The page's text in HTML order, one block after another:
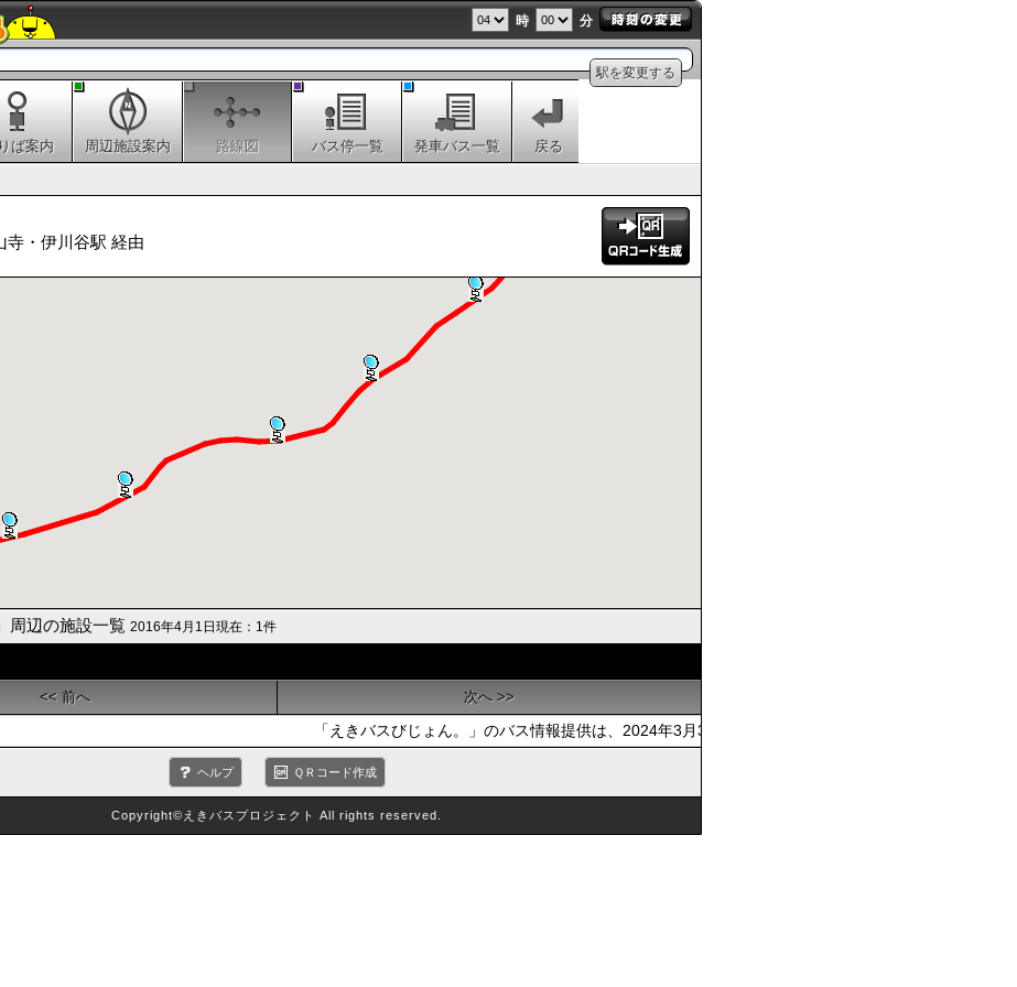
時 分
駅を変更する
ば案内 周辺施設案内 路線図 バス停一覧 発車バス一覧 戻る
寺・伊川谷駅 経由
周辺の施設一覧 2016年4月1日現在：1件
<< 前へ 次へ >>
「えきバスびじょん。」のバス情報提供は、2024年3月31日をもって終了いたします。長い間ご利用
ヘルプ ＱＲコード作成
Copyright©えきバスプロジェクト All rights reserved.